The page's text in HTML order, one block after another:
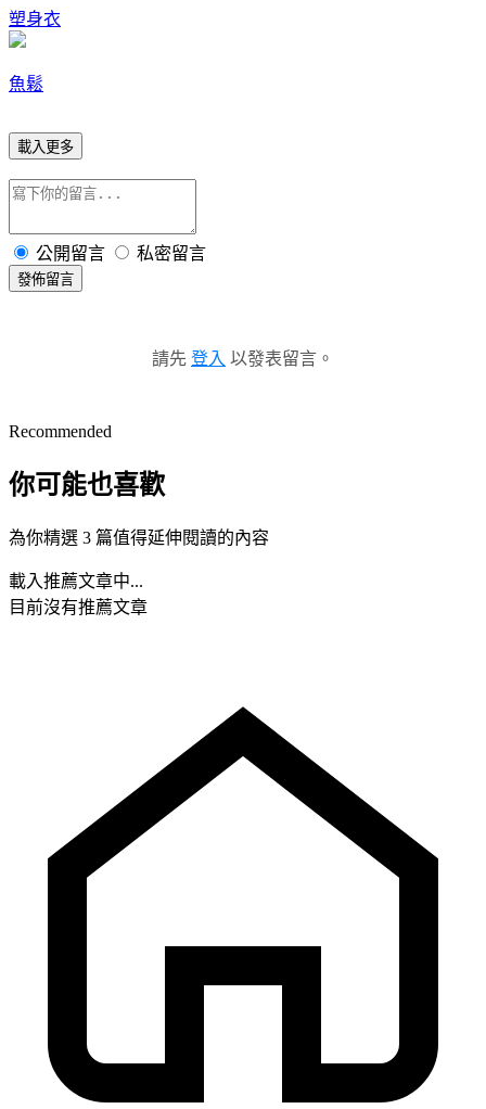
塑身衣
魚鬆
載入更多
公開留言 私密留言
發佈留言
請先 登入 以發表留言。
Recommended
你可能也喜歡
為你精選 3 篇值得延伸閱讀的內容
載入推薦文章中...
目前沒有推薦文章